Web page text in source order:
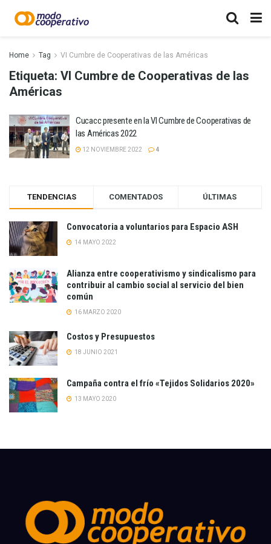
Home Tag VI Cumbre de Cooperativas de las Américas
Etiqueta: VI Cumbre de Cooperativas de las
Américas
Cucacc presente en la VI Cumbre de Cooperativas de
las Américas 2022
12 NOVIEMBRE 2022 4
TENDENCIAS COMENTADOS ÚLTIMAS
Convocatoria a voluntarios para Espacio ASH
14 MAYO 2022
Alianza entre cooperativismo y sindicalismo para
contribuir al cambio social al servicio del bien
común
16 MARZO 2020
Costos y Presupuestos
18 JUNIO 2021
Campaña contra el frío «Tejidos Solidarios 2020»
13 MAYO 2020